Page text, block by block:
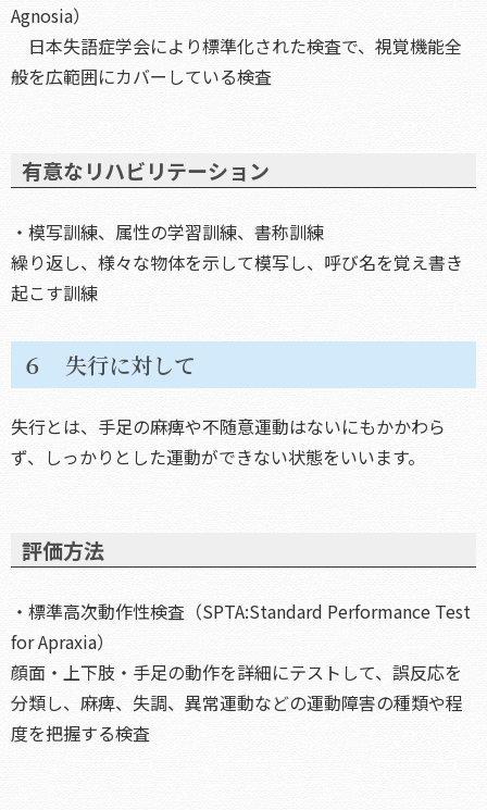
Agnosia）
日本失語症学会により標準化された検査で、視覚機能全
般を広範囲にカバーしている検査
有意なリハビリテーション
・模写訓練、属性の学習訓練、書称訓練
繰り返し、様々な物体を示して模写し、呼び名を覚え書き
起こす訓練
６ 失行に対して
失行とは、手足の麻痺や不随意運動はないにもかかわら
ず、しっかりとした運動ができない状態をいいます。
評価方法
・標準高次動作性検査（SPTA:Standard Performance Test
for Apraxia）
顔面・上下肢・手足の動作を詳細にテストして、誤反応を
分類し、麻痺、失調、異常運動などの運動障害の種類や程
度を把握する検査